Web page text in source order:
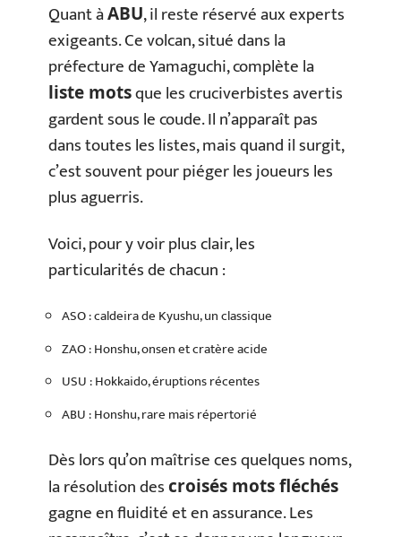
Quant àABU, il reste réservé aux experts
exigeants. Ce volcan, situé dans la
préfecture de Yamaguchi, complète la
liste motsque les cruciverbistes avertis
gardent sous le coude. Il n’apparaît pas
dans toutes les listes, mais quand il surgit,
c’est souvent pour piéger les joueurs les
plus aguerris.
Voici, pour y voir plus clair, les
particularités de chacun :
ASO : caldeira de Kyushu, un classique
ZAO : Honshu, onsen et cratère acide
USU : Hokkaido, éruptions récentes
ABU : Honshu, rare mais répertorié
Dès lors qu’on maîtrise ces quelques noms,
la résolution descroisés mots fléchés
gagne en fluidité et en assurance. Les